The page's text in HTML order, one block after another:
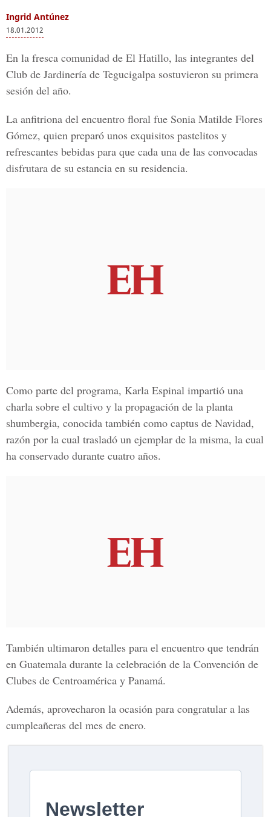
Ingrid Antúnez
18.01.2012
En la fresca comunidad de El Hatillo, las integrantes del
Club de Jardinería de Tegucigalpa sostuvieron su primera
sesión del año.
La anfitriona del encuentro floral fue Sonia Matilde Flores
Gómez, quien preparó unos exquisitos pastelitos y
refrescantes bebidas para que cada una de las convocadas
disfrutara de su estancia en su residencia.
Como parte del programa, Karla Espinal impartió una
charla sobre el cultivo y la propagación de la planta
shumbergia, conocida también como captus de Navidad,
razón por la cual trasladó un ejemplar de la misma, la cual
ha conservado durante cuatro años.
También ultimaron detalles para el encuentro que tendrán
en Guatemala durante la celebración de la Convención de
Clubes de Centroamérica y Panamá.
Además, aprovecharon la ocasión para congratular a las
cumpleañeras del mes de enero.